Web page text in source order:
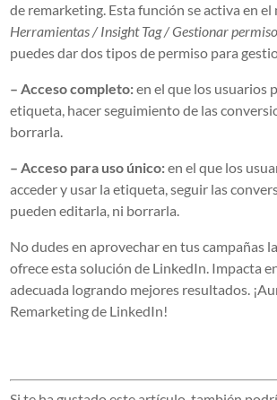
de remarketing. Esta función se activa en el
Herramientas / Insight Tag / Gestionar
puedes dar dos tipos de permiso para
– Acceso completo:en el que los usuarios
etiqueta, hacer seguimiento de las
borrarla.
– Acceso para uso único:en el que los
acceder y usar la etiqueta, seguir las
pueden editarla, ni borrarla.
No dudes en aprovechar en tus campañas
ofrece esta solución de LinkedIn. Impacta
adecuada logrando mejores resultados.
Remarketing de LinkedIn!